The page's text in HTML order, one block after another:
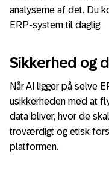
analyserne af det. Du
ERP-system til daglig.
Sikkerhed og
Når AI ligger på selve
usikkerheden med at
data bliver, hvor de
troværdigt og etisk
platformen.